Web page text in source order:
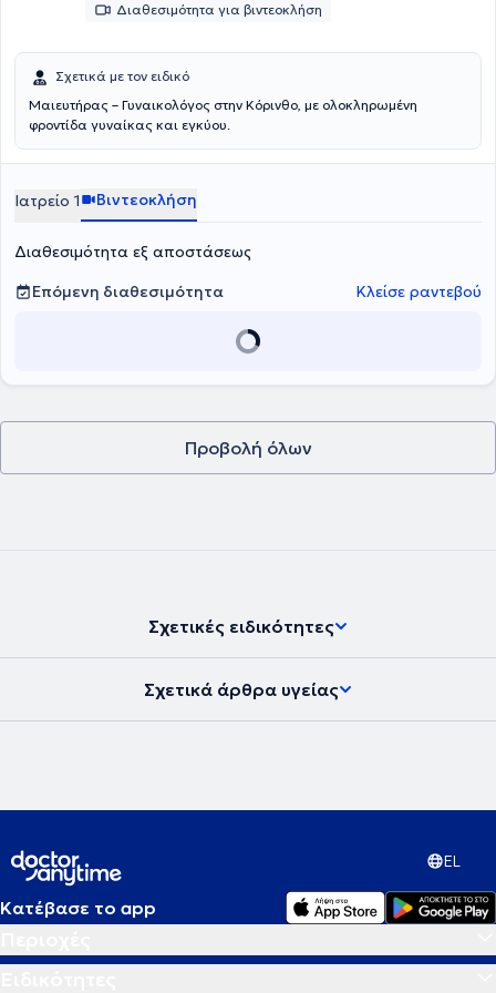
Διαθεσιμότητα για βιντεοκλήση
Σχετικά με τον ειδικό
Μαιευτήρας – Γυναικολόγος στην Κόρινθο, με ολοκληρωμένη
φροντίδα γυναίκας και εγκύου.
Ιατρείο 1 Βιντεοκλήση
Διαθεσιμότητα εξ αποστάσεως
Επόμενη διαθεσιμότητα
Κλείσε ραντεβού
Προβολή όλων
Σχετικές ειδικότητες
Σχετικά άρθρα υγείας
EL
Κατέβασε το app